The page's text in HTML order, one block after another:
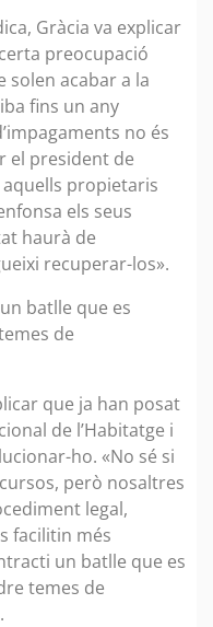
Gràcia va explicar
preocupació
solen acabar a la
fins un any
no és
el president de
aquells propietaris
els seus
haurà de
recuperar-los».
batlle que es
de
que ja han posat
de l’Habitatge i
ho. «No sé si
però nosaltres
legal,
facilitin més
un batlle que es
temes de